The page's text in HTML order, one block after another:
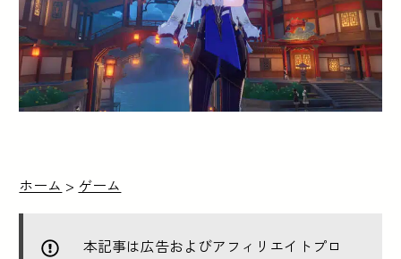
ホーム > ゲーム
本記事は広告およびアフィリエイトプロ